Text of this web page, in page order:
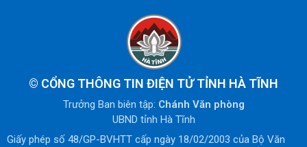
© CỔNG THÔNG TIN ĐIỆN TỬ TỈNH HÀ TĨNH
Trưởng Ban biên tập: Chánh Văn phòng
UBND tỉnh Hà Tĩnh
Giấy phép số 48/GP-BVHTT cấp ngày 18/02/2003 của Bộ Văn